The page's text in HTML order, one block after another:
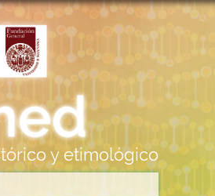
y etimológico